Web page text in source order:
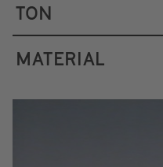
TON
MATERIAL